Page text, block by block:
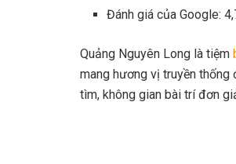
Đánh giá của Google:
Quảng Nguyên Long là tiệm
mang hương vị truyền thống
tìm, không gian bài trí đơn